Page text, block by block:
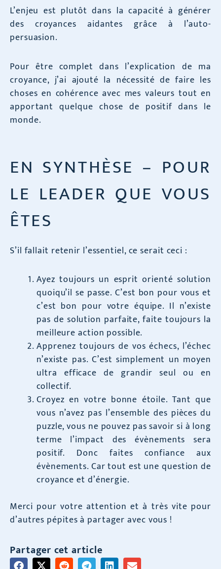
L’enjeu est plutôt dans la capacité à générer
des croyances aidantes grâce à l’auto-
persuasion.
Pour être complet dans l’explication de ma
croyance, j’ai ajouté la nécessité de faire les
choses en cohérence avec mes valeurs tout en
apportant quelque chose de positif dans le
monde.
EN SYNTHÈSE – POUR
LE LEADER QUE VOUS
ÊTES
S’il fallait retenir l’essentiel, ce serait ceci :
Ayez toujours un esprit orienté solution
quoiqu’il se passe. C’est bon pour vous et
c’est bon pour votre équipe. Il n’existe
pas de solution parfaite, faite toujours la
meilleure action possible.
Apprenez toujours de vos échecs, l’échec
n’existe pas. C’est simplement un moyen
ultra efficace de grandir seul ou en
collectif.
Croyez en votre bonne étoile. Tant que
vous n’avez pas l’ensemble des pièces du
puzzle, vous ne pouvez pas savoir si à long
terme l’impact des évènements sera
positif. Donc faites confiance aux
évènements. Car tout est une question de
croyance et d’énergie.
Merci pour votre attention et à très vite pour
d’autres pépites à partager avec vous !
Partager cet article